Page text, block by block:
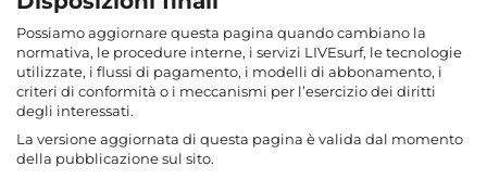
Possiamo aggiornare questa pagina quando cambiano la
normativa, le procedure interne, i servizi LIVEsurf, le tecnologie
utilizzate, i flussi di pagamento, i modelli di abbonamento, i
criteri di conformità o i meccanismi per l’esercizio dei diritti
degli interessati.
La versione aggiornata di questa pagina è valida dal momento
della pubblicazione sul sito.